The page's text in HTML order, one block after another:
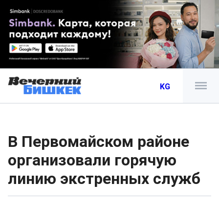
KG
В Первомайском районе
организовали горячую
линию экстренных служб